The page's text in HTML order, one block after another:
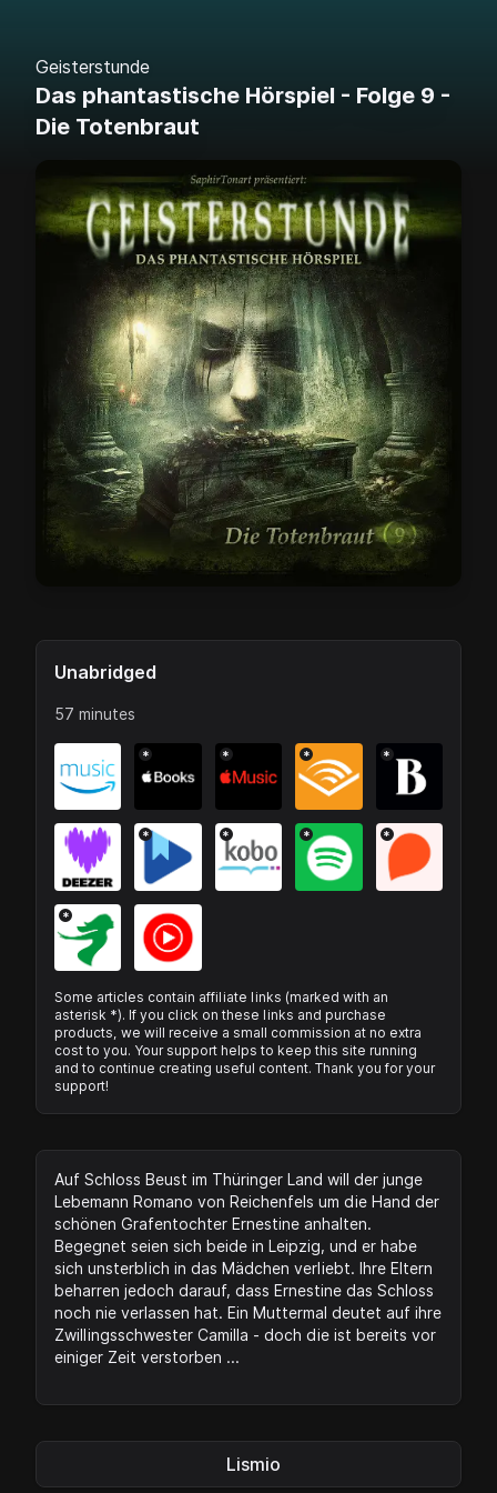
Geisterstunde
Das phantastische Hörspiel - Folge 9 -
Die Totenbraut
Unabridged
57 minutes
* * * *
* * * *
*
Some articles contain affiliate links (marked with an
asterisk *). If you click on these links and purchase
products, we will receive a small commission at no extra
cost to you. Your support helps to keep this site running
and to continue creating useful content. Thank you for your
support!
Auf Schloss Beust im Thüringer Land will der junge
Lebemann Romano von Reichenfels um die Hand der
schönen Grafentochter Ernestine anhalten.
Begegnet seien sich beide in Leipzig, und er habe
sich unsterblich in das Mädchen verliebt. Ihre Eltern
beharren jedoch darauf, dass Ernestine das Schloss
noch nie verlassen hat. Ein Muttermal deutet auf ihre
Zwillingsschwester Camilla - doch die ist bereits vor
einiger Zeit verstorben ...
Lismio